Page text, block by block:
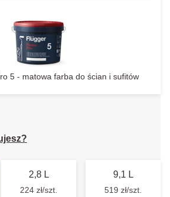
5 - matowa farba do ścian i sufitów
2,8 L
224 zł/szt.
9,1 L
519 zł/szt.